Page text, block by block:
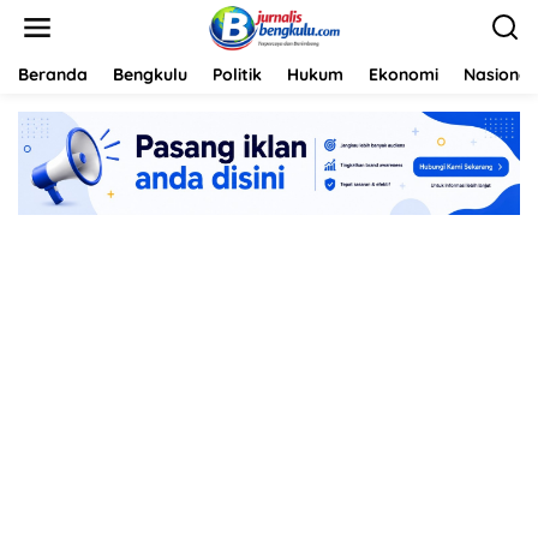
Beranda Bengkulu Politik Hukum Ekonomi Nasional